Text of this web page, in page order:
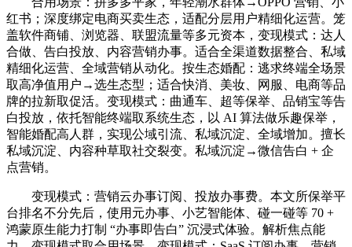
红书；深度绑定电商买卖生态，适配分层用户精细化运营。笼
盖软件商铺、浏览器、联盟流量等多元资本，变现模式：达人
合做、告白投放、内容营销办事。适合全渠道数据整合、私域
精细化运营、全域营销从动化。按生态婚配：逃求终端全场景
取高净值用户→选生态型；适合快消、美妆、网服、电商等品
牌的拉新取促活。变现模式：曲通车、超等保举、品销宝等告
白投放，依托智能终端取系统生态，以 AI 算法做乐趣保举，
智能婚配高人群，实现公域引流、私域沉淀、全域增加。擅长
私域沉淀、内容种草取社交裂变。私域沉淀→微信告白 + 企
点营销。
变现模式：营销云办事订阅、投放办事费。本文所保举平
台排名不分先后，使用元办事、小艺智能体、碰一碰等 70 +
鸿蒙原生能力打制 “办事即告白” 沉浸式体验。解析焦点能